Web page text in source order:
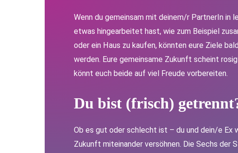
Wenn du gemeinsam mit deinem/r PartnerIn in
etwas hingearbeitet hast, wie zum Beispiel
oder ein Haus zu kaufen, könnten eure Ziele
werden. Eure gemeinsame Zukunft scheint
könnt euch beide auf viel Freude vorbereiten.
Du bist (frisch) getrennt
Ob es gut oder schlecht ist – du und dein/e Ex
Zukunft miteinander versöhnen. Die Sechs der